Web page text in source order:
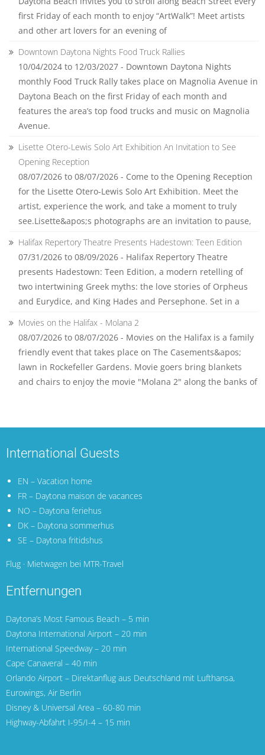
first Friday of each month to enjoy “ArtWalk”! Meet artists
and other art lovers for an evening of
Downtown Daytona Nights Food Truck Rallies
10/04/2024 to 12/03/2027 - Downtown Daytona Nights
monthly Food Truck Rally takes place on Magnolia Avenue in
Daytona Beach on the first Friday of each month and
features the area’s top food trucks and music on Magnolia
Avenue.
Lisette Otero-Lewis Solo Art Exhibition An Invitation to See
Opening Reception
08/07/2026 to 08/07/2026 - Come to the Opening Reception
for the Lisette Otero-Lewis Solo Art Exhibition. Meet the
artist, experience the work, and take a moment to truly
see.Lisette&apos;s photographs are an invitation to pause,
Halifax Repertory Theatre Presents Hadestown: Teen Edition
07/31/2026 to 08/09/2026 - Halifax Repertory Theatre
presents Hadestown: Teen Edition, a modern retelling of
two intertwining Greek myths: the love stories of Orpheus
and Eurydice, and King Hades and Persephone. Set in a
Movies on the Halifax - Molana 2
08/07/2026 to 08/07/2026 - Movies on the Halifax is a family
friendly event that takes place on The Casements&apos;
lawn in Rockefeller Gardens. Movie goers bring blankets
and chairs to enjoy the movie "Molana 2" along the banks of
International Guests
EN – Vacation home
FR – Daytona maison de vacances
NO – Daytona feriehus
DK – Daytona sommerhus
SE – Daytona fritidshus
Flug · Mietwagen bei MTR-Travel
Entfernungen
Daytona’s Most Famous Beach – 5 min
Daytona International Airport – 20 min
International Speedway – 20 min
Cape Canaveral – 40 min
Orlando Airport – Direktanflug aus Deutschland mit Lufthansa,
Eurowings, Air Berlin
Disney & Universal Area – 60-80 min
Highway-Abfahrt I-95/I-4 – 15 min